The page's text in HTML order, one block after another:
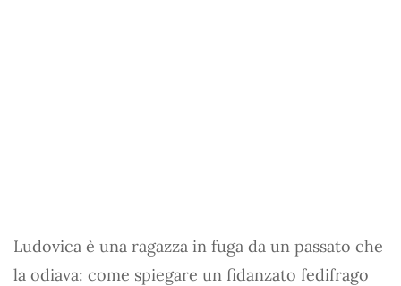
Ludovica è una ragazza in fuga da un passato che
la odiava: come spiegare un fidanzato fedifrago